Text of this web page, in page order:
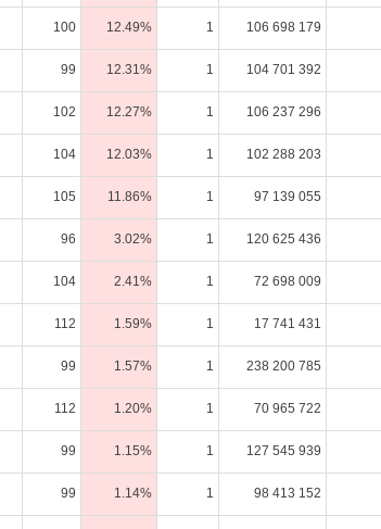
100 12.49% 1 106 698 179
99 12.31% 1 104 701 392
102 12.27% 1 106 237 296
104 12.03% 1 102 288 203
105 11.86% 1 97 139 055
96 3.02% 1 120 625 436
104 2.41% 1 72 698 009
112 1.59% 1 17 741 431
99 1.57% 1 238 200 785
112 1.20% 1 70 965 722
99 1.15% 1 127 545 939
99 1.14% 1 98 413 152